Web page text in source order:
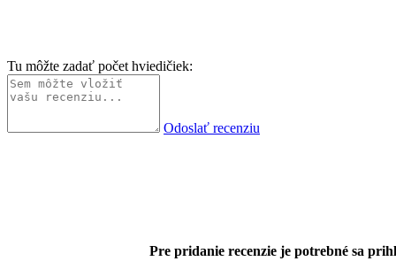
Tu môžte zadať počet hviedičiek:
Odoslať recenziu
Pre pridanie recenzie je potrebné sa